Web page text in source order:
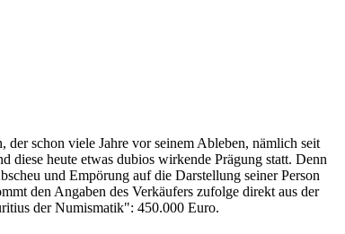
schon viele Jahre vor seinem Ableben, nämlich seit
diese heute etwas dubios wirkende Prägung statt. Denn
und Empörung auf die Darstellung seiner Person
den Angaben des Verkäufers zufolge direkt aus der
der Numismatik": 450.000 Euro.